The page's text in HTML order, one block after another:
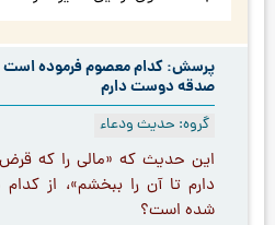
پرسش: کدام معصوم فرموده است
صدقه دوست دارم
گروه: حدیث ودعاء
این حدیث که «مالی را که
دارم تا آن را ببخشم»، از
شده است؟